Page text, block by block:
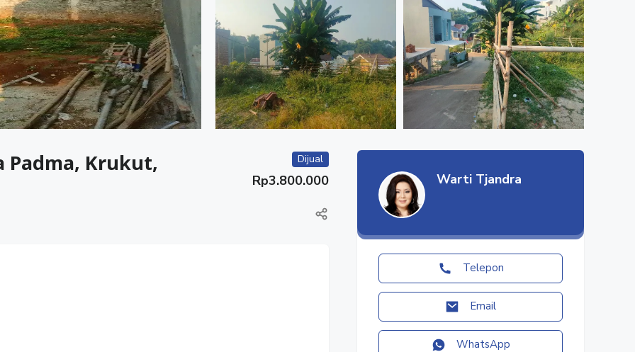
Padma, Krukut,
Dijual
Rp3.800.000 Warti Tjandra
Telepon
Email
WhatsApp